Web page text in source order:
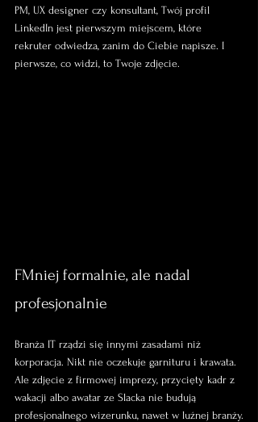
PM, UX designer czy konsultant, Twój profil
LinkedIn jest pierwszym miejscem, które
rekruter odwiedza, zanim do Ciebie napisze. I
pierwsze, co widzi, to Twoje zdjęcie.
FMniej formalnie, ale nadal
profesjonalnie
Branża IT rządzi się innymi zasadami niż
korporacja. Nikt nie oczekuje garnituru i krawata.
Ale zdjęcie z firmowej imprezy, przycięty kadr z
wakacji albo awatar ze Slacka nie budują
profesjonalnego wizerunku, nawet w luźnej branży.